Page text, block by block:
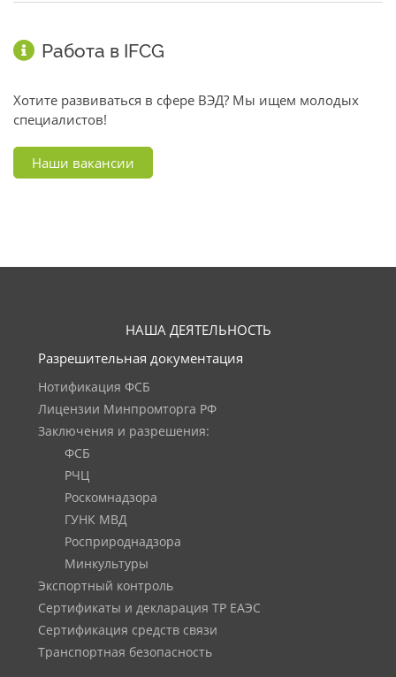
Работа в IFCG
Хотите развиваться в сфере ВЭД? Мы ищем молодых
специалистов!
Наши вакансии
НАША ДЕЯТЕЛЬНОСТЬ
Разрешительная документация
Нотификация ФСБ
Лицензии Минпромторга РФ
Заключения и разрешения:
ФСБ
РЧЦ
Роскомнадзора
ГУНК МВД
Росприроднадзора
Минкультуры
Экспортный контроль
Сертификаты и декларация ТР ЕАЭС
Сертификация средств связи
Транспортная безопасность